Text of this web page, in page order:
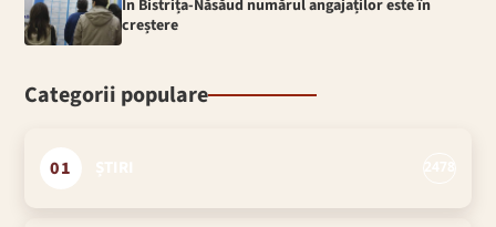
În Bistrița-Năsăud numărul angajaților este în
creștere
Categorii populare
01